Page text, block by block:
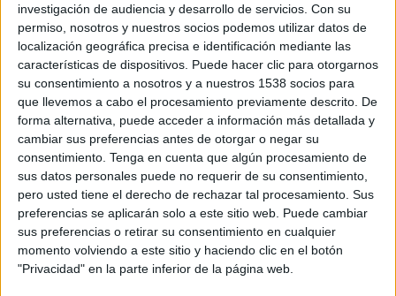
investigación de audiencia y desarrollo de servicios. Con su
permiso, nosotros y nuestros socios podemos utilizar datos de
localización geográfica precisa e identificación mediante las
características de dispositivos. Puede hacer clic para otorgarnos
su consentimiento a nosotros y a nuestros 1538 socios para
que llevemos a cabo el procesamiento previamente descrito. De
forma alternativa, puede acceder a información más detallada y
cambiar sus preferencias antes de otorgar o negar su
consentimiento. Tenga en cuenta que algún procesamiento de
sus datos personales puede no requerir de su consentimiento,
pero usted tiene el derecho de rechazar tal procesamiento. Sus
preferencias se aplicarán solo a este sitio web. Puede cambiar
sus preferencias o retirar su consentimiento en cualquier
momento volviendo a este sitio y haciendo clic en el botón
"Privacidad" en la parte inferior de la página web.
Reinicia reivindica el papel de las agencias independientes frente a las
multinacionales dentro del mercado publicitario: “Frente a las agencias
multinacionales que llenan sus oficinas de juniors, nosotros apostamos por un
modelo de madurez profesional que ya no es sólo un valor añadido, sino un
elemento clave para el éxito de la comunicación de los clientes”, explica Ángel
Sánchez. De los 23 empleados con que cuenta Reinicia, tan sólo dos son menores
de 30 años, y aún así acreditan experiencia en áreas tan concretas como
community management y activación online. “Es el momento de abandonar
formulas pasadas y demostradamente inoperantes para estos tiempos y leer
exactamente ese nuevo partido que las marcas han de jugar claramente a favor del
nuevo consumidor, el auténtico protagonista activo de todos los mercados. Es el
momento de apretar el botón de “Reiniciar “ porque de insistir con las viejas
fórmulas solo se harán mas profundos los mismos errores".